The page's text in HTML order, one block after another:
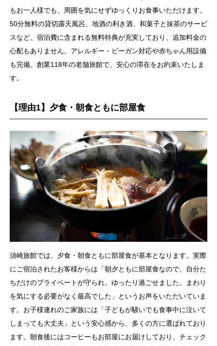
もお一人様でも、周囲を気にせずゆっくりお食事いただけます。
50分無料の貸切露天風呂、地酒の利き酒、和菓子と抹茶のサービ
スなど、宿泊費に含まれる無料特典が充実しており、追加料金の
心配もありません。アレルギー・ビーガン対応や赤ちゃん用設備
も完備。創業118年の老舗旅館で、安心の滞在をお約束いたしま
す。
【理由1】夕食・朝食ともに部屋食
須崎旅館では、夕食・朝食ともに部屋食が基本となります。実際
にご宿泊されたお客様からは「朝夕ともに部屋食なので、自分た
ちだけのプライベートが守られ、ゆったり過ごせました。まわり
を気にする必要がなく最高でした」というお声をいただいていま
す。お子様連れのご家族には「子どもが騒いでも食事中に泣いて
しまっても大丈夫」という安心感から、多くの方に選ばれており
ます。朝食後にはコーヒーもお部屋にお届けしており、チェック